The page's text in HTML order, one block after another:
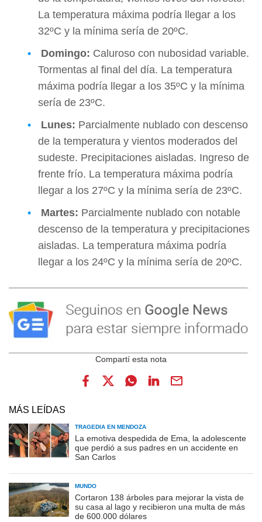
La temperatura máxima podría llegar a los
32ºC y la mínima sería de 20ºC.
Domingo: Caluroso con nubosidad variable.
Tormentas al final del día. La temperatura
máxima podría llegar a los 35ºC y la mínima
sería de 23ºC.
Lunes: Parcialmente nublado con descenso
de la temperatura y vientos moderados del
sudeste. Precipitaciones aisladas. Ingreso de
frente frío. La temperatura máxima podría
llegar a los 27ºC y la mínima sería de 23ºC.
Martes: Parcialmente nublado con notable
descenso de la temperatura y precipitaciones
aisladas. La temperatura máxima podría
llegar a los 24ºC y la mínima sería de 20ºC.
MÁS LEÍDAS
TRAGEDIA EN MENDOZA
La emotiva despedida de Ema, la adolescente
que perdió a sus padres en un accidente en
San Carlos
MUNDO
Cortaron 138 árboles para mejorar la vista de
su casa al lago y recibieron una multa de más
de 600.000 dólares